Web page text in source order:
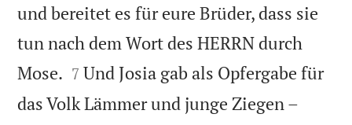
und bereitet es für eure Brüder, dass sie
tun nach dem Wort des HERRN durch
Mose. 

7 Und Josia gab als Opfergabe für
das Volk Lämmer und junge Ziegen –